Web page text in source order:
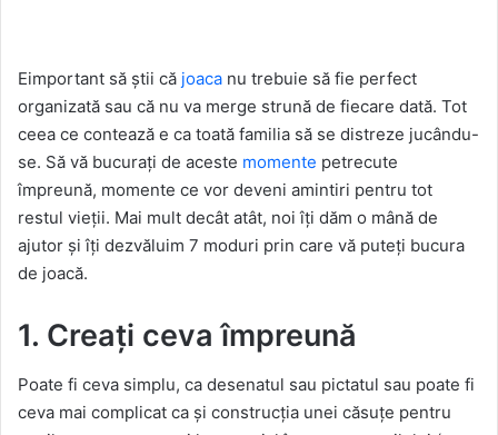
Eimportant să știi că joaca nu trebuie să fie perfect
organizată sau că nu va merge strună de fiecare dată. Tot
ceea ce contează e ca toată familia să se distreze jucându-
se. Să vă bucurați de aceste momente petrecute
împreună, momente ce vor deveni amintiri pentru tot
restul vieții. Mai mult decât atât, noi îți dăm o mână de
ajutor și îți dezvăluim 7 moduri prin care vă puteți bucura
de joacă.
1. Creați ceva împreună
Poate fi ceva simplu, ca desenatul sau pictatul sau poate fi
ceva mai complicat ca și construcția unei căsuțe pentru